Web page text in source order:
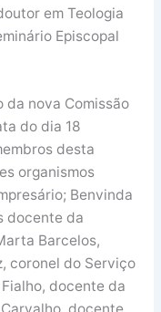
em Teologia
Episcopal
da nova Comissão
do dia 18
desta
organismos
Benvinda
docente da
Barcelos,
coronel do Serviço
docente da